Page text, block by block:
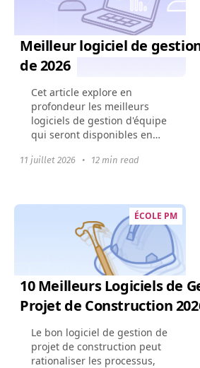
Meilleur logiciel de
de 2026
Cet article explore en
profondeur les meilleurs
logiciels de gestion d'équipe
qui seront disponibles en
outils peuvent changer la
11 juillet 2026 • 12 min read
ÉCOLE PM
10 Meilleurs Logiciels de
Projet de Construction
Le bon logiciel de gestion de
projet de construction peut
rationaliser les processus,